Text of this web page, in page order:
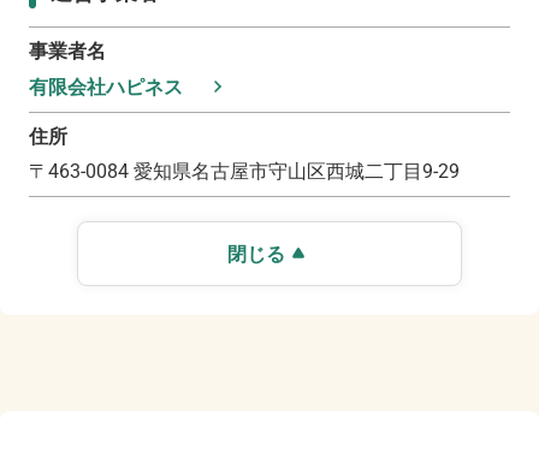
事業者名
有限会社ハピネス
住所
〒 463-0084 愛知県名古屋市守山区西城二丁目9-29
閉じる